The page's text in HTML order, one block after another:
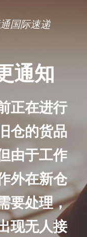
国际速递
通知
正在进行
仓的货品
由于工作
外在新仓
要处理，
现无人接